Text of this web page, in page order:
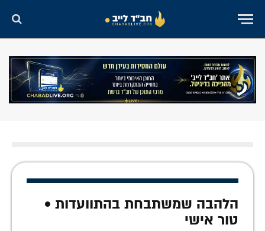
הלהבה שמשתבחת בהתוועדות •
טור אישי